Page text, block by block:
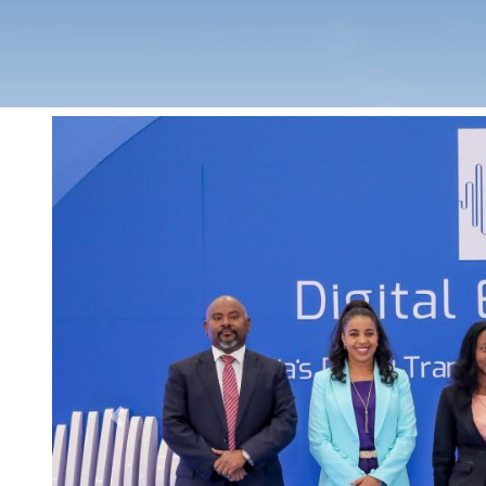
Previous